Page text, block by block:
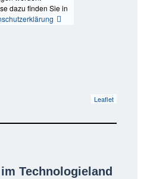
dazu finden Sie in
Leaflet
Technologieland